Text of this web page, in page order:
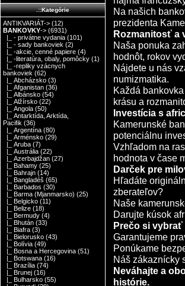
.::Kategórie
ANTIKVARIÁT-> (12)
BANKOVKY-> (6931)
|_ - privátne vydania (101)
|_ - sady bankoviek (2)
|_ -akcie, cenné papiere (4)
|_ -literatúra, obaly, pomôcky (1)
|_ -repliky vzácnych
bankoviek (62)
|_ Abcházsko (3)
|_ Afganistan (36)
|_ Albánsko (54)
|_ Alžírsko (22)
|_ Angola (50)
|_ Antarktída, Arktída,
Pacifik (36)
|_ Argentína (80)
|_ Arménsko (29)
|_ Aruba (7)
|_ Austrália (22)
|_ Azerbajdžan (27)
|_ Bahamy (25)
|_ Bahrajn (14)
|_ Bangladéš (65)
|_ Barbados (30)
|_ Barma (Mjanmarsko) (25)
|_ Belgicko (11)
|_ Belize (18)
|_ Bermudy (4)
|_ Bhután (33)
|_ Biafra (3)
|_ Bielorusko (43)
|_ Bolívia (49)
|_ Bosna a Hercegovina (51)
|_ Botswana (16)
|_ Brazília (74)
|_ Brunej (16)
|_ Bulharsko (55)
Na našich
prezidenta
Rozmanitosť a
Naša ponuka
hodnôt, rokov
Nájdete u nás
numizmatika.
Každá
krásu a
Investícia s
Kamerunské
potenciálnu
Vzhľadom na
hodnota v čase
Darček pre
Hľadáte
zberateľov?
Naše
Darujte kúsok
Prečo si
Garantujeme
Ponúkame
Náš zákaznícky
Neváhajte a
histórie.